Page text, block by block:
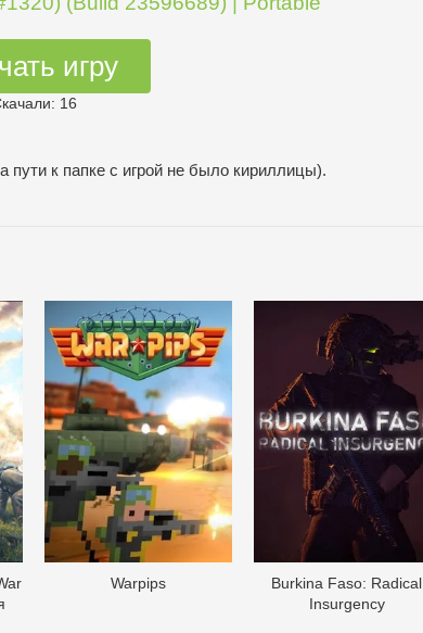
игру
16
пути к папке с игрой не было кириллицы).
Warpips
Burkina Faso: Radical
Insurgency